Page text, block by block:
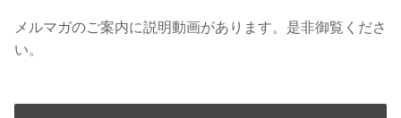
メルマガのご案内に説明動画があります。是非御覧くださ
い。